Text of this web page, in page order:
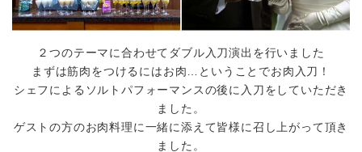
２つのテーマに合わせてダブル入刀演出を行いました
まずは筋肉をつけるにはお肉…ということでお肉入刀！
シェフによるソルトパフォーマンスの後に入刀をしていただき
ました。
ゲストの方のお肉料理に一緒に添えて皆様に召し上がって頂き
ました。